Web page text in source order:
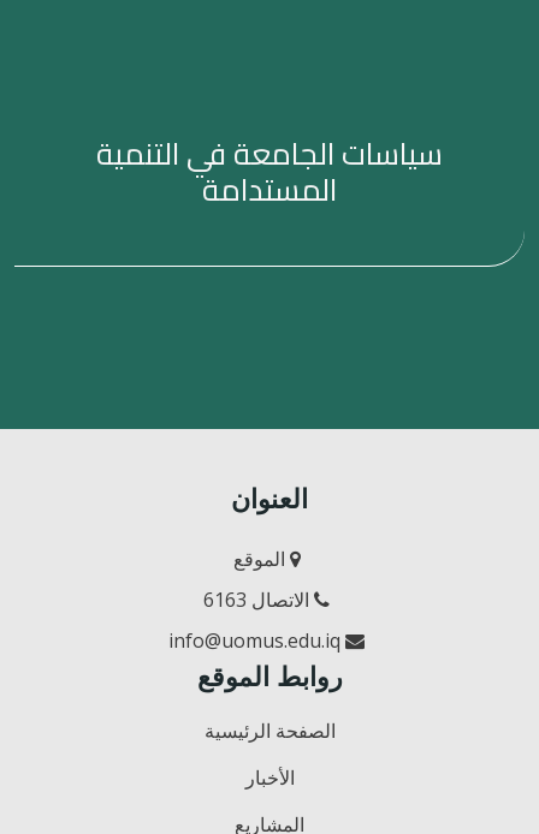
سياسات الجامعة في التنمية
المستدامة
العنوان
الموقع
الاتصال 6163
info@uomus.edu.iq
روابط الموقع
الصفحة الرئيسية
الأخبار
المشاريع